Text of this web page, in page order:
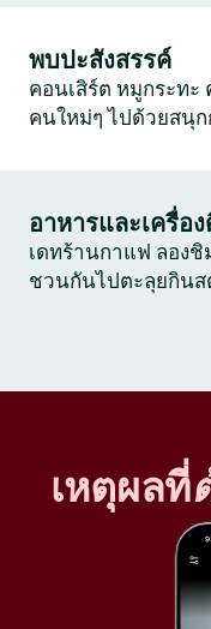
พบปะสังสรรค์
คอนเสิร์ต หมูกระทะ
คนใหม่ๆ ไปด้วยสนุก
อาหารและเครื่อ
เดทร้านกาแฟ ลอง
ชวนกันไปตะลุยกิน
เหตุผลที่